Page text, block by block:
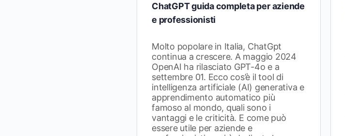
ChatGPT guida completa per aziende
e professionisti
Molto popolare in Italia, ChatGpt
continua a crescere. A maggio 2024
OpenAI ha rilasciato GPT-4o e a
settembre 01. Ecco cos’è il tool di
intelligenza artificiale (AI) generativa e
apprendimento automatico più
famoso al mondo, quali sono i
vantaggi e le criticità. E come può
essere utile per aziende e